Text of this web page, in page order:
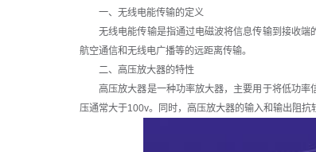
一、无线电能传输的定义
无线电能传输是指通过电磁波将信息传输到接收端
航空通信和无线电广播等的远距离传输。
二、高压放大器的特性
高压放大器是一种功率放大器，主要用于将低功率
压通常大于100v。同时，高压放大器的输入和输出阻抗